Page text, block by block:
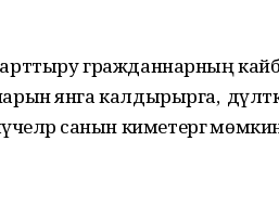
гражданнарның
янга калдырырга, ә
санын киметергә